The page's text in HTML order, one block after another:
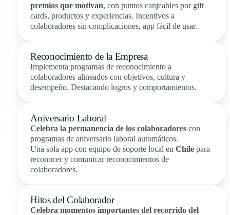
premios que motivan, con puntos canjeables por gift
cards, productos y experiencias. Incentivos a
colaboradores sin complicaciones, app fácil de usar.
Reconocimiento de la Empresa
Implementa programas de reconocimiento a
colaboradores alineados con objetivos, cultura y
desempeño. Destacando logros y comportamientos.
Aniversario Laboral
Celebra la permanencia de los colaboradores con
programas de aniversario laboral automáticos.
Una sola app con equipo de soporte local enChile para
reconocer y comunicar reconocimientos de
colaboradores.
Hitos del Colaborador
Celebra momentos importantes del recorrido del